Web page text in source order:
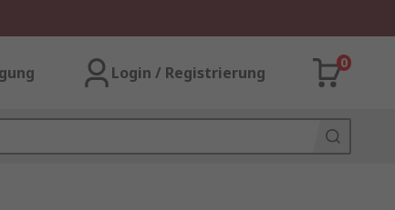
Login / Registrierung
0